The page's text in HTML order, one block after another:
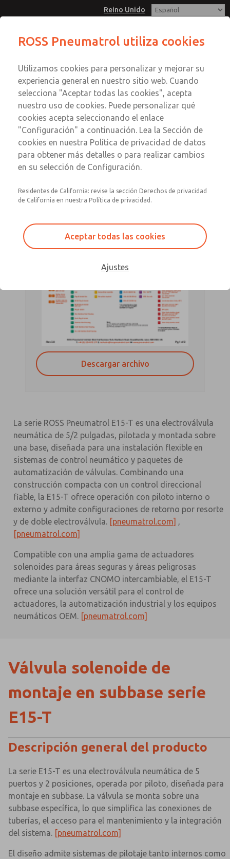
Reino Unido
Cuenta
Registrarse
Inscribirse
Descargar archivo
La serie ROSS Pneumatrol E15-T es una electroválvula
neumática de 5/2 pulgadas, pilotada y montada sobre
una base, diseñada para una instalación flexible en
sistemas de control neumático y paquetes de
automatización de válvulas. Combinando una
construcción compacta con un control direccional
fiable, la E15-T ofrece operación con piloto interno o
externo y admite configuraciones de retorno por resorte
y de doble electroválvula. [pneumatrol.com] ,
[pneumatrol.com]
Compatible con una amplia gama de actuadores
solenoides para áreas seguras y áreas peligrosas
mediante la interfaz CNOMO intercambiable, el E15-T
ofrece una solución versátil para el control de
actuadores, la automatización industrial y los equipos
neumáticos OEM. [pneumatrol.com]
Válvula solenoide de
montaje en subbase serie
E15-T
Descripción general del producto
La serie E15-T es una electroválvula neumática de 5
puertos y 2 posiciones, operada por piloto, diseñada para
montaje en subbase. La válvula se monta sobre una
subbase específica, lo que simplifica las conexiones de
tuberías, el acceso para el mantenimiento y la integración
del sistema. [pneumatrol.com]
El diseño admite sistemas de pilotaje tanto internos como
ROSS Pneumatrol utiliza cookies
Utilizamos cookies para personalizar y mejorar su
experiencia general en nuestro sitio web. Cuando
selecciona "Aceptar todas las cookies", acepta
nuestro uso de cookies. Puede personalizar qué
cookies acepta seleccionando el enlace
"Configuración" a continuación. Lea la Sección de
cookies en nuestra Política de privacidad de datos
para obtener más detalles o para realizar cambios
en su selección de Configuración.
Residentes de California: revise la sección Derechos de privacidad
de California en nuestra Política de privacidad.
Aceptar todas las cookies
Ajustes